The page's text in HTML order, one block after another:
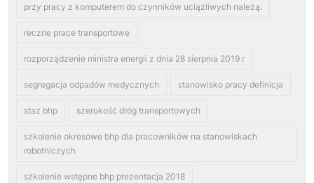
przy pracy z komputerem do czynników uciążliwych należą:
reczne prace transportowe
rozporządzenie ministra energii z dnia 28 sierpnia 2019 r
segregacja odpadów medycznych stanowisko pracy definicja
staz bhp szerokość dróg transportowych
szkolenie okresowe bhp dla pracowników na stanowiskach
robotniczych
szkolenie wstępne bhp prezentacja 2018